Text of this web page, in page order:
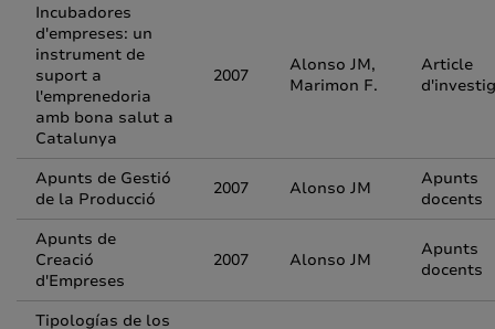
Incubadores
d'empreses: un
instrument de
suport a
l'emprenedoria
amb bona salut a
Catalunya
2007
Alonso JM,
Marimon F.
Article
Apunts de Gestió
de la Producció
2007 Alonso JM
Apunts
docents
Apunts de
Creació
d'Empreses
2007 Alonso JM
Apunts
docents
Tipologías de los